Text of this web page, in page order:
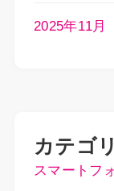
2025年11月
カテゴ
スマートフ